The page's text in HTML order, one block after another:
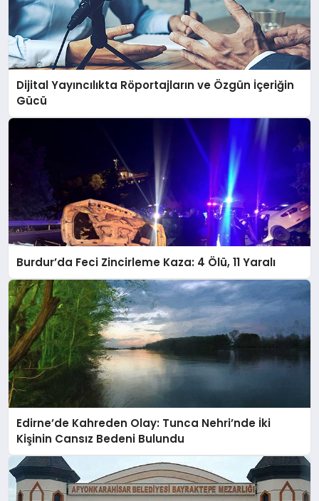
Dijital Yayıncılıkta Röportajların ve Özgün İçeriğin
Gücü
Burdur’da Feci Zincirleme Kaza: 4 Ölü, 11 Yaralı
Edirne’de Kahreden Olay: Tunca Nehri’nde İki
Kişinin Cansız Bedeni Bulundu